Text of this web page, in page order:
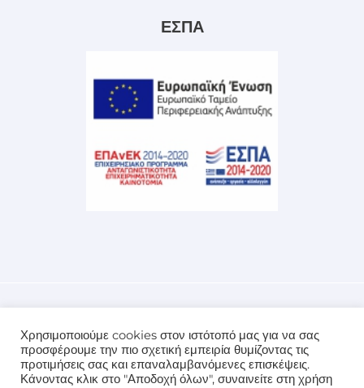
ΕΣΠΑ
Copyright © 2026 Minoiki.com |Προσωπικά Δεδομένα
Developed ByINFOSUPPORT Premium Sites Solutions
Χρησιμοποιούμε cookies στον ιστότοπό μας για να σας
προσφέρουμε την πιο σχετική εμπειρία θυμίζοντας τις
προτιμήσεις σας και επαναλαμβανόμενες επισκέψεις.
Κάνοντας κλικ στο "Αποδοχή όλων", συναινείτε στη χρήση